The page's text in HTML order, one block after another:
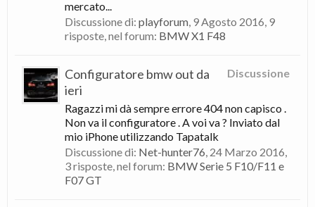
mercato...
Discussione di: playforum, 9 Agosto 2016, 9
risposte, nel forum: BMW X1 F48
Discussione
Configuratore bmw out da
ieri
Ragazzi mi dà sempre errore 404 non capisco .
Non va il configuratore . A voi va ? Inviato dal
mio iPhone utilizzando Tapatalk
Discussione di: Net-hunter76, 24 Marzo 2016,
3 risposte, nel forum: BMW Serie 5 F10/F11 e
F07 GT